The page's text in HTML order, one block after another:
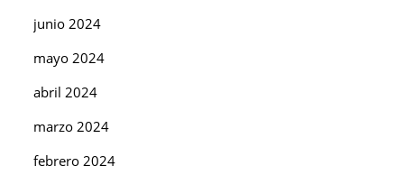
junio 2024
mayo 2024
abril 2024
marzo 2024
febrero 2024